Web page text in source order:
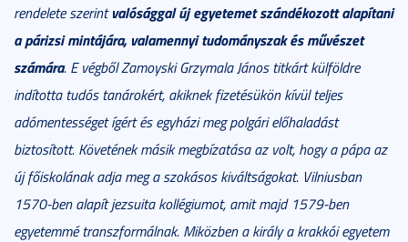
rendelete szerintvalósággal új egyetemet szándékozott alapítani
a párizsi mintájára, valamennyi tudományszak és művészet
számára. E végből Zamoyski Grzymala János titkárt külföldre
indította tudós tanárokért, akiknek fizetésükön kívül teljes
adómentességet ígért és egyházi meg polgári előhaladást
biztosított. Követének másik megbízatása az volt, hogy a pápa az
új főiskolának adja meg a szokásos kiváltságokat. Vilniusban
1570-ben alapít jezsuita kollégiumot, amit majd 1579-ben
egyetemmé transzformálnak. Miközben a király a krakkói egyetem